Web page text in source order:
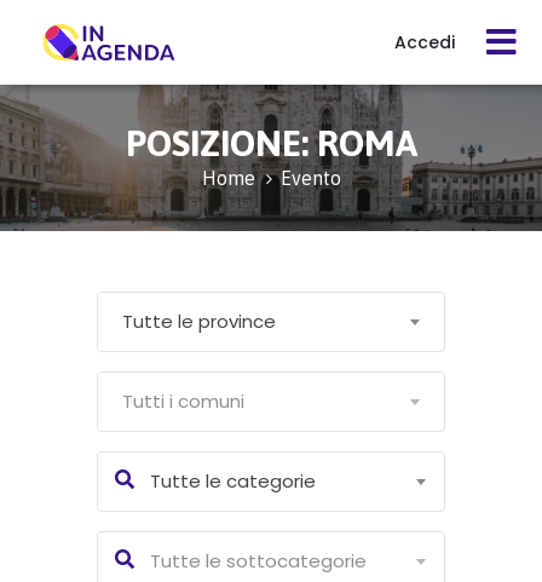
Accedi
Cerca
evento
POSIZIONE:ROMA
Home Evento
Tutte le province
Tutti i comuni
Tutte le categorie
Tutte le sottocategorie